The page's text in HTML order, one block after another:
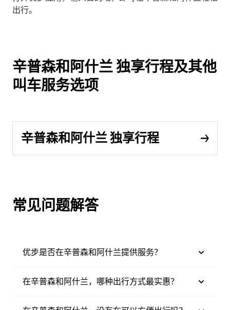
出行。
辛普森和阿什兰 独享行程及其他
叫车服务选项
辛普森和阿什兰 独享行程
常见问题解答
优步是否在辛普森和阿什兰提供服务？
在辛普森和阿什兰，哪种出行方式最实惠？